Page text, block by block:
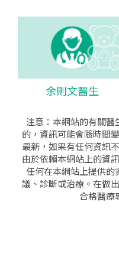
余則文醫生
注意：本網站的有關醫
的，資訊可能會隨時間
最新，如果有任何資訊
由於依賴本網站上的資
任何在本網站上提供的
議、診斷或治療。在做
合格醫療